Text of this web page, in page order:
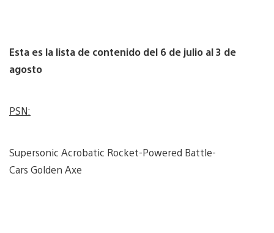
Esta es la lista de contenido del 6 de julio al 3 de
agosto
PSN:
Supersonic Acrobatic Rocket-Powered Battle-
Cars Golden Axe